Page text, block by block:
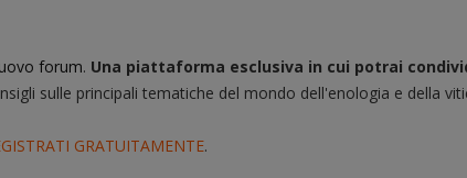
forum. Una piattaforma esclusiva in cui potrai
sulle principali tematiche del mondo dell'enologia e della
GRATUITAMENTE.